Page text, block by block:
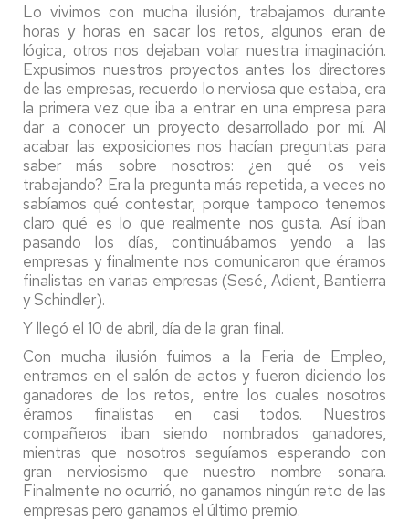
Lo vivimos con mucha ilusión, trabajamos durante
horas y horas en sacar los retos, algunos eran de
lógica, otros nos dejaban volar nuestra imaginación.
Expusimos nuestros proyectos antes los directores
de las empresas, recuerdo lo nerviosa que estaba, era
la primera vez que iba a entrar en una empresa para
dar a conocer un proyecto desarrollado por mí. Al
acabar las exposiciones nos hacían preguntas para
saber más sobre nosotros: ¿en qué os veis
trabajando? Era la pregunta más repetida, a veces no
sabíamos qué contestar, porque tampoco tenemos
claro qué es lo que realmente nos gusta. Así iban
pasando los días, continuábamos yendo a las
empresas y finalmente nos comunicaron que éramos
finalistas en varias empresas (Sesé, Adient, Bantierra
y Schindler).
Y llegó el 10 de abril, día de la gran final.
Con mucha ilusión fuimos a la Feria de Empleo,
entramos en el salón de actos y fueron diciendo los
ganadores de los retos, entre los cuales nosotros
éramos finalistas en casi todos. Nuestros
compañeros iban siendo nombrados ganadores,
mientras que nosotros seguíamos esperando con
gran nerviosismo que nuestro nombre sonara.
Finalmente no ocurrió, no ganamos ningún reto de las
empresas pero ganamos el último premio.